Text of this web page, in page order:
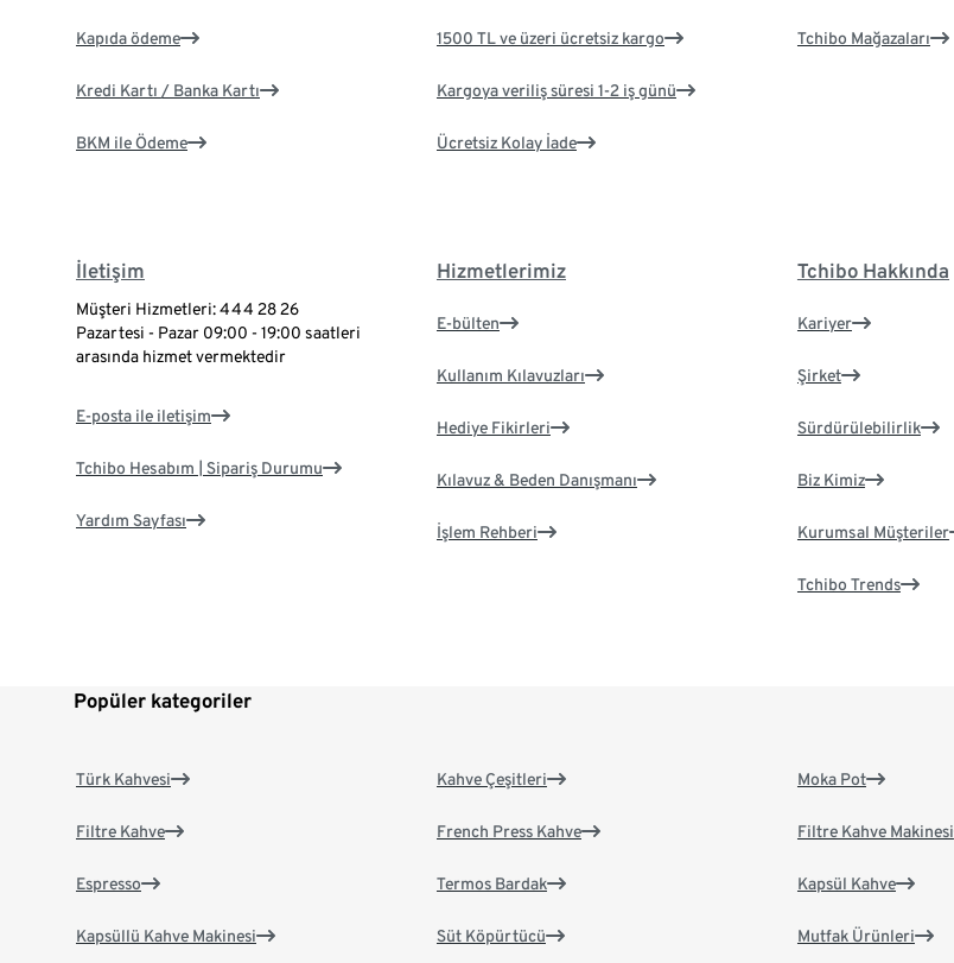
Kapıda ödeme
Kredi Kartı / Banka Kartı
BKM ile Ödeme
1500 TL ve üzeri ücretsiz kargo
Kargoya veriliş süresi 1-2 iş günü
Ücretsiz Kolay İade
Tchibo Mağazaları
İletişim
Müşteri Hizmetleri: 444 28 26
Pazartesi - Pazar 09:00 - 19:00 saatleri
arasında hizmet vermektedir
E-posta ile iletişim
Tchibo Hesabım | Sipariş Durumu
Yardım Sayfası
Hizmetlerimiz
E-bülten
Kullanım Kılavuzları
Hediye Fikirleri
Kılavuz & Beden Danışmanı
İşlem Rehberi
Tchibo Hakkında
Kariyer
Şirket
Sürdürülebilirlik
Biz Kimiz
Kurumsal Müşteriler
Tchibo Trends
Popüler kategoriler
Türk Kahvesi
Filtre Kahve
Espresso
Kapsüllü Kahve Makinesi
Kahve Çeşitleri
French Press Kahve
Termos Bardak
Süt Köpürtücü
Moka Pot
Filtre Kahve Makinesi
Kapsül Kahve
Mutfak Ürünleri